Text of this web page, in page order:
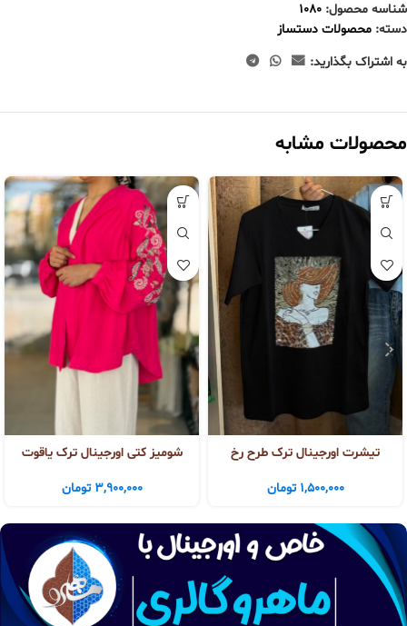
شناسه محصول: 1080
دسته: محصولات دستساز
به اشتراک بگذارید:
محصولات مشابه
تیشرت اورجینال ترک طرح رخ
1,500,000 تومان
شومیز کتی اورجینال ترک یاقوت
3,900,000 تومان